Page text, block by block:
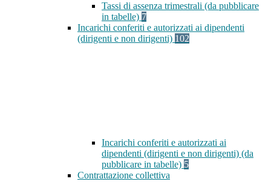
Tassi di assenza trimestrali (da pubblicare
in tabelle) 7
Incarichi conferiti e autorizzati ai dipendenti
(dirigenti e non dirigenti) 102
Incarichi conferiti e autorizzati ai
dipendenti (dirigenti e non dirigenti) (da
pubblicare in tabelle) 5
Contrattazione collettiva